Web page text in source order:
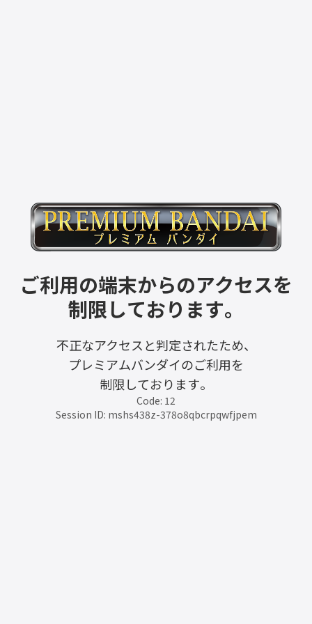
ご利用の端末からのアクセスを
制限しております。
不正なアクセスと判定されたため、
プレミアムバンダイのご利用を
制限しております。
Code: 12
Session ID: mshs438z-378o8qbcrpqwfjpem